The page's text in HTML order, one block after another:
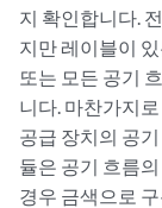
지 확인합니다.
지만 레이블이
또는 모든 공기
니다. 마찬가지
공급 장치의 공
듈은 공기 흐름
경우 금색으로